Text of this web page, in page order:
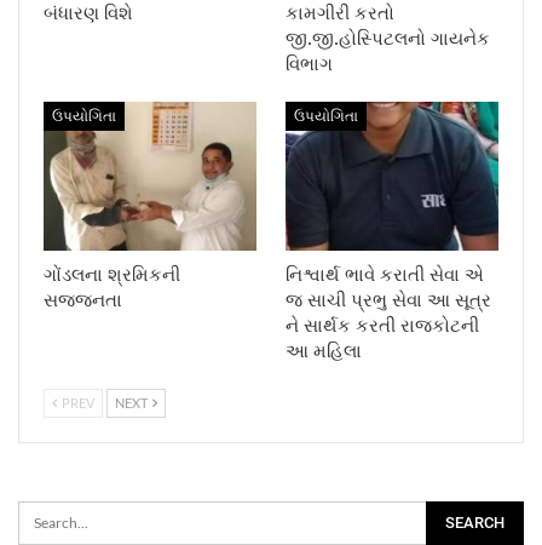
બંધારણ વિશે
કામગીરી કરતો
જી.જી.હોસ્પિટલનો ગાયનેક
વિભાગ
ઉપયોગિતા
ગોંડલના શ્રમિકની
સજ્જનતા
ઉપયોગિતા
નિશ્વાર્થ ભાવે કરાતી સેવા એ
જ સાચી પ્રભુ સેવા આ સૂત્ર
ને સાર્થક કરતી રાજકોટની
આ મહિલા
PREV NEXT